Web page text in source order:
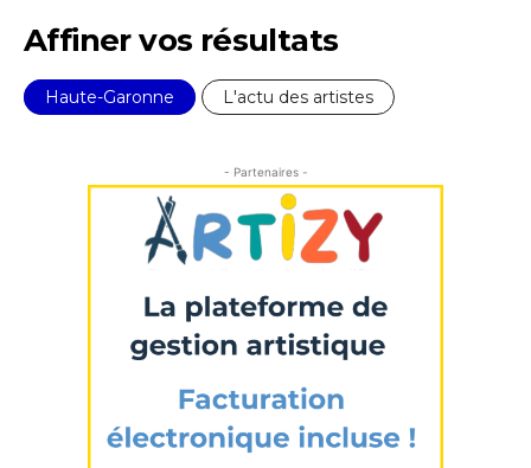
Statut / Organisation
* Champ obligatoire
Affiner vos résultats
Haute-Garonne L'actu des artistes
- Partenaires -